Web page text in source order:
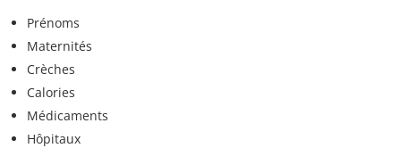
Prénoms
Maternités
Crèches
Calories
Médicaments
Hôpitaux